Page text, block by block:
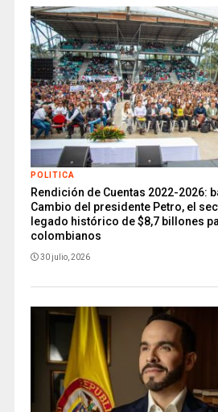
POLITICA
Rendición de Cuentas 2022-2026:
Cambio del presidente Petro, el
legado histórico de $8,7 billones
colombianos
30 julio, 2026